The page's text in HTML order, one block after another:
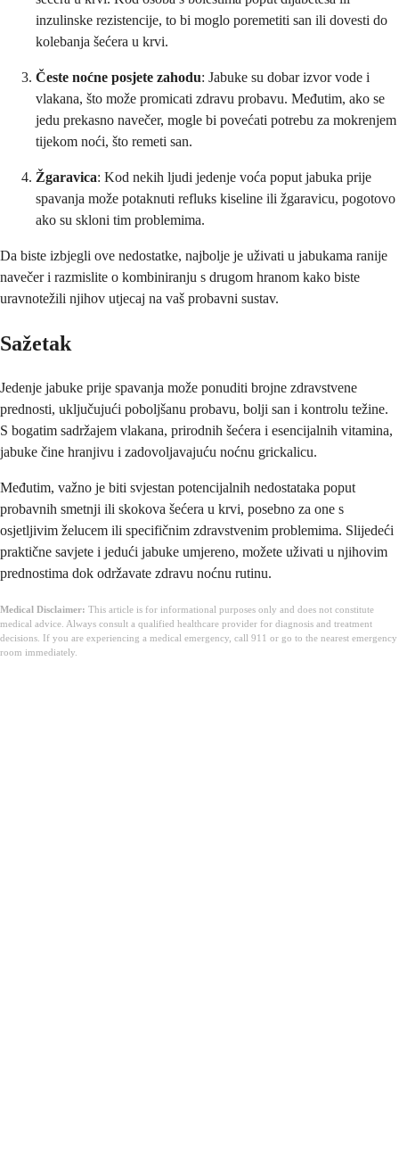
inzulinske rezistencije, to bi moglo poremetiti san ili dovesti do
kolebanja šećera u krvi.
Česte noćne posjete zahodu: Jabuke su dobar izvor vode i
vlakana, što može promicati zdravu probavu. Međutim, ako se
jedu prekasno navečer, mogle bi povećati potrebu za mokrenjem
tijekom noći, što remeti san.
Žgaravica: Kod nekih ljudi jedenje voća poput jabuka prije
spavanja može potaknuti refluks kiseline ili žgaravicu, pogotovo
ako su skloni tim problemima.
Da biste izbjegli ove nedostatke, najbolje je uživati u jabukama ranije
navečer i razmislite o kombiniranju s drugom hranom kako biste
uravnotežili njihov utjecaj na vaš probavni sustav.
Sažetak
Jedenje jabuke prije spavanja može ponuditi brojne zdravstvene
prednosti, uključujući poboljšanu probavu, bolji san i kontrolu težine.
S bogatim sadržajem vlakana, prirodnih šećera i esencijalnih vitamina,
jabuke čine hranjivu i zadovoljavajuću noćnu grickalicu.
Međutim, važno je biti svjestan potencijalnih nedostataka poput
probavnih smetnji ili skokova šećera u krvi, posebno za one s
osjetljivim želucem ili specifičnim zdravstvenim problemima. Slijedeći
praktične savjete i jedući jabuke umjereno, možete uživati u njihovim
prednostima dok održavate zdravu noćnu rutinu.
Medical Disclaimer: This article is for informational purposes only and does not constitute
medical advice. Always consult a qualified healthcare provider for diagnosis and treatment
decisions. If you are experiencing a medical emergency, call 911 or go to the nearest emergency
room immediately.